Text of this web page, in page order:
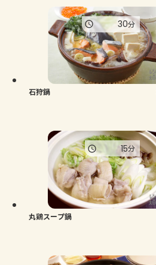
石狩鍋
30分
丸鶏スープ鍋
15分